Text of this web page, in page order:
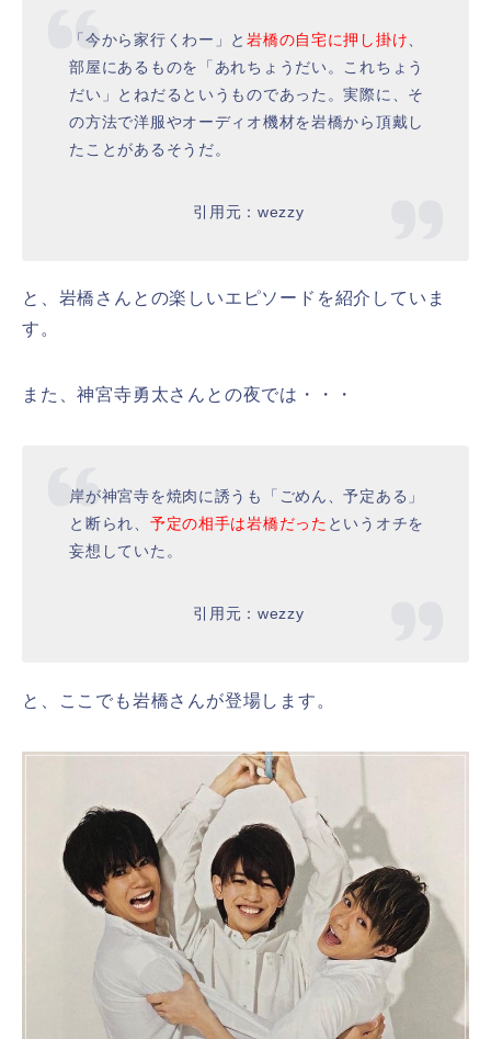
「今から家行くわー」と岩橋の自宅に押し掛け
部屋にあるものを「あれちょうだい。これちょう
だい」とねだるというものであった。実際に、そ
の方法で洋服やオーディオ機材を岩橋から頂戴し
たことがあるそうだ。
引用元：wezzy
と、岩橋さんとの楽しいエピソードを紹介していま
す。
また、神宮寺勇太さんとの夜では・・・
岸が神宮寺を焼肉に誘うも「ごめん、予定ある」
と断られ、 予定の相手は岩橋だった というオチを
妄想していた。
引用元：wezzy
と、ここでも岩橋さんが登場します。